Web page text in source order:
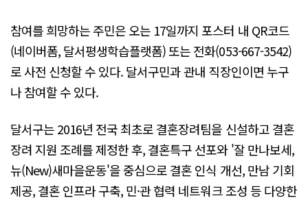
참여를 희망하는 주민은 오는 17일까지 포스터 내 QR코드
(네이버폼, 달서평생학습플랫폼) 또는 전화(053-667-3542)
로 사전 신청할 수 있다. 달서구민과 관내 직장인이면 누구
나 참여할 수 있다.
달서구는 2016년 전국 최초로 결혼장려팀을 신설하고 결혼
장려 지원 조례를 제정한 후, 결혼특구 선포와 '잘 만나보세,
뉴(New)새마을운동'을 중심으로 결혼 인식 개선, 만남 기회
제공, 결혼 인프라 구축, 민·관 협력 네트워크 조성 등 다양한